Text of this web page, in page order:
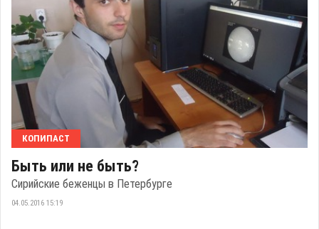
КОПИПАСТ
Быть или не быть?
Сирийские беженцы в Петербурге
04.05.2016 15:19